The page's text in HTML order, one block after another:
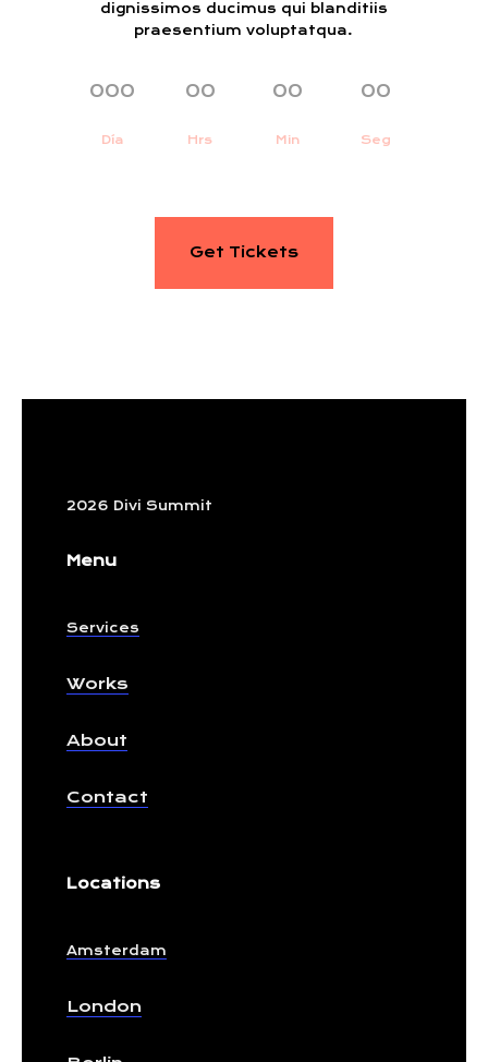
dignissimos ducimus qui blanditiis
praesentium voluptatqua.
000
Día
00
Hrs
00
Min
00
Seg
Get Tickets
2026 Divi Summit
Menu
Services
Works
About
Contact
Locations
Amsterdam
London